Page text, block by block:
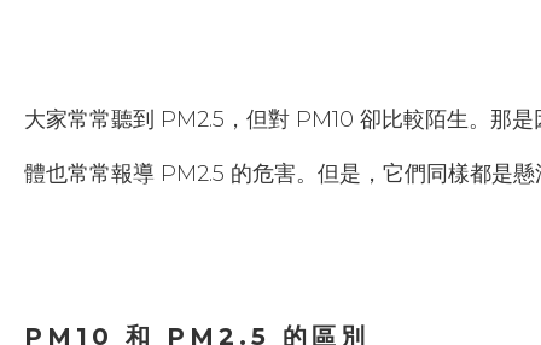
大家常常聽到 PM2.5，但對 PM10 卻比較陌生。那
體也常常報導 PM2.5 的危害。但是，它們同樣都是
PM10 和 PM2.5 的區別